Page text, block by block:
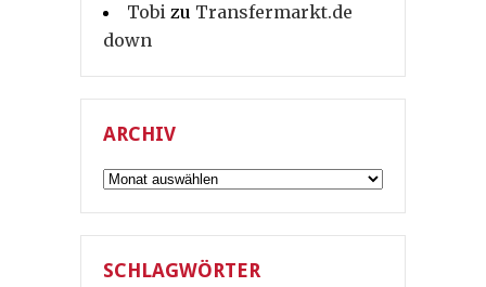
Tobi zu Transfermarkt.de
down
ARCHIV
Archiv
SCHLAGWÖRTER